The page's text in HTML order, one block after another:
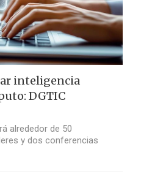
inteligencia
DGTIC
alrededor de 50
y dos conferencias